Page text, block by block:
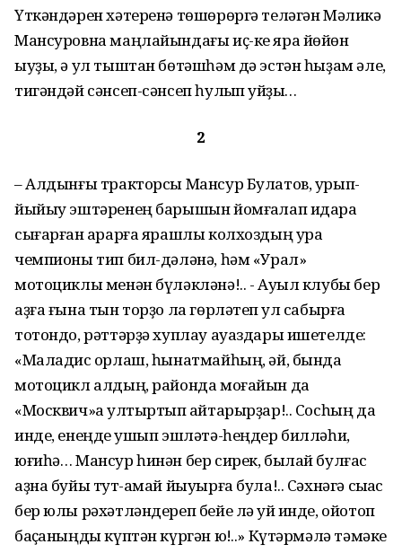
Үткәндәрен хәтеренә төшөрөргә теләгән Мәликә
Мансуровна маңлайындағы иҫ-ке яра йөйөн
ыуҙы, ә ул тыштан бөтәшһәм дә эстән һыҙам әле,
тигәндәй сәнсеп-сәнсеп һулҡып ҡуйҙы…
2
– Алдынғы тракторсы Мансур Булатов, урып-
йыйыу эштәренең барышын йомғаҡлап идара
сығарған ҡарарға ярашлы колхоздың ураҡ
чемпионы тип бил-дәләнә, һәм «Урал»
мотоциклы менән бүләкләнә!.. - Ауыл клубы бер
аҙға ғына тын торҙо ла гөрләтеп ҡул сабырға
тотондо, рәттәрҙә хуплау ауаздары ишетелде:
«Маладис ҡорлаш, һынатмайһың, әй, бында
мотоцикл алдың, районда моғайын да
«Москвич»ҡа ултыртып ҡайтарырҙар!.. Сосһың да
инде, енеңде ҡушып эшләтә-һеңдер билләһи,
юғиһә… Мансур һинән бер сирек, былай булғас
аҙна буйы туҡт-амай йыуырға була!.. Сәхнәгә сыҡҡас
бер юлы рәхәтләндереп бейе лә ҡуй инде, ойотоп
баҫҡаныңды күптән күргән юҡ!..» Күтәрмәлә тәмәке